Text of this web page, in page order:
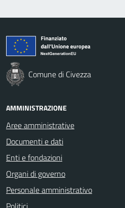
Comune di Civezza
AMMINISTRAZIONE
Aree amministrative
Documenti e dati
Enti e fondazioni
Organi di governo
Personale amministrativo